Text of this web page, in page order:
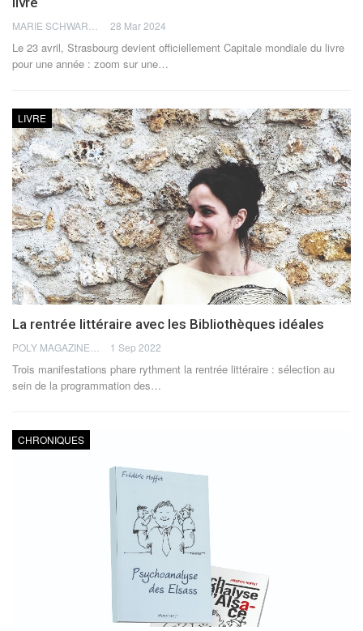
28 Mar 2024
Le 23 avril, Strasbourg devient officiellement Capitale mondiale du livre
pour une année : zoom sur une…
LIVRE
La rentrée littéraire avec les Bibliothèques idéales
1 Sep 2022
Trois manifestations phare rythment la rentrée littéraire : sélection au
sein de la programmation des…
CHRONIQUES